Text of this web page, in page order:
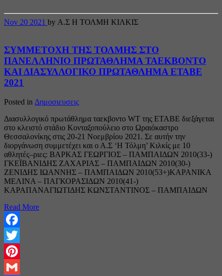
Nov 20 2021 by Α.Σ Η ΤΟΛΜΗ ΚΙΛΚΙΣ
ΣΥΜΜΕΤΟΧΗ ΤΗΣ ΤΟΛΜΗΣ ΣΤΟ
ΠΑΝΕΛΛΗΝΙΟ ΠΡΩΤΑΘΛΗΜΑ ΤΑΕΚΒΟΝΤΟ
ΚΑΙ ΔΙΑΣΥΛΛΟΓΙΚΟ ΠΡΩΤΑΘΛΗΜΑ ΕΤΑΒΕ
2021
Posted in Δημοσιευσεις
Διασυλλογικό πρωτάθλημα ταεκβοντο WT της ΕΤΑΒΕ διεξάγεται
στο κλειστό στάδιο Κονταξοπούλειο στο Ωραιόκαστρο
Θεσσαλονίκης στις 20-21 Νοεμβρίου 2021. Σε αυτήν την
διοργάνωση συμμετέχει και ο Α.Σ ‘Η Τόλμη’ Κιλκίς με 10
αθλητές–ριες: ΒΑΡΚΑΣ ΓΕΩΡΓΙΟΣ – ΠΑΜΠΑΙΔΩΝ 2010(33-)
ΓΚΕΪΒΑΝΙΔΗΣ ΖΑΧΑΡΙΑΣ – ΠΑΜΠΑΙΔΩΝ 2010(30-)
ΖΕΝΙΔΗΣ ΙΩΑΝΝΗΣ – ΠΑΜΠΑΙΔΩΝ 2010(53+)ΚΑΡΑΝΙΚΑ
ΜΕΛΙΝΑ – ΠΑΓΚΟΡΑΣΙΔΩΝ 2010(41-)
ΚΑΡΑΠΑΝΑΓΙΩΤΙΔΗΣ ΚΩΝΣΤΑΝΤΙΝΟΣ – ΠΑΜΠΑΙΔΩΝ
Read More
Facebook
Twitter
Pinterest